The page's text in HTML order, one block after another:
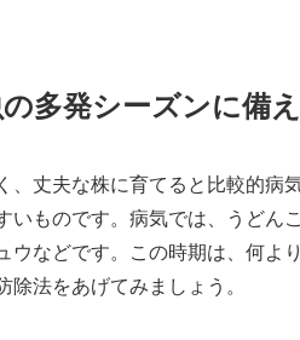
多発シーズンに備
、丈夫な株に育てると比較的病
いものです。病気では、うどん
ウなどです。この時期は、何よ
除法をあげてみましょう。